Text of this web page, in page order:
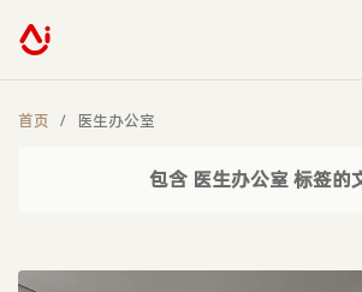
首页 医生办公室
包含 医生办公室 标签的